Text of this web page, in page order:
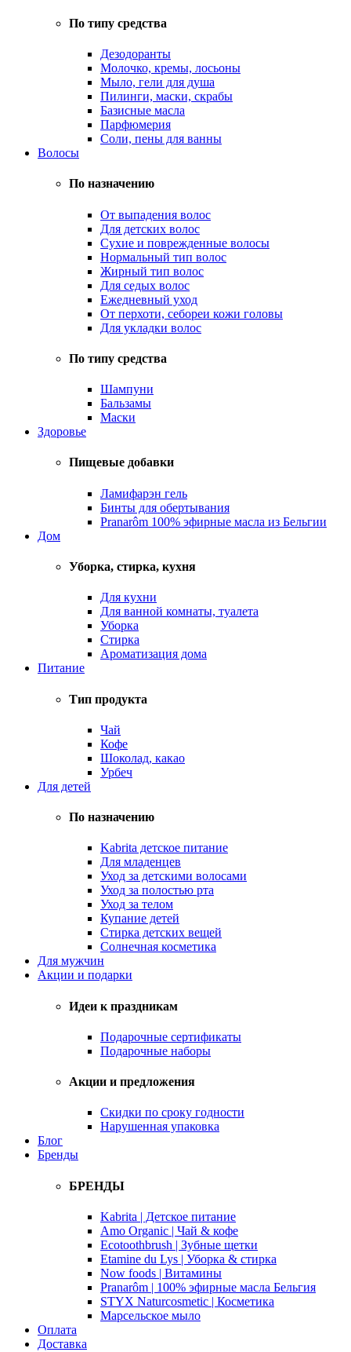
По типу средства
Дезодоранты
Молочко, кремы, лосьоны
Мыло, гели для душа
Пилинги, маски, скрабы
Базисные масла
Парфюмерия
Соли, пены для ванны
Волосы
По назначению
От выпадения волос
Для детских волос
Сухие и поврежденные волосы
Нормальный тип волос
Жирный тип волос
Для седых волос
Ежедневный уход
От перхоти, себореи кожи головы
Для укладки волос
По типу средства
Шампуни
Бальзамы
Маски
Здоровье
Пищевые добавки
Ламифарэн гель
Бинты для обертывания
Pranarôm 100% эфирные масла из Бельгии
Дом
Уборка, стирка, кухня
Для кухни
Для ванной комнаты, туалета
Уборка
Стирка
Ароматизация дома
Питание
Тип продукта
Чай
Кофе
Шоколад, какао
Урбеч
Для детей
По назначению
Kabrita детское питание
Для младенцев
Уход за детскими волосами
Уход за полостью рта
Уход за телом
Купание детей
Стирка детских вещей
Солнечная косметика
Для мужчин
Акции и подарки
Идеи к праздникам
Подарочные сертификаты
Подарочные наборы
Акции и предложения
Скидки по сроку годности
Нарушенная упаковка
Блог
Бренды
БРЕНДЫ
Kabrita | Детское питание
Amo Organic | Чай & кофе
Ecotoothbrush | Зубные щетки
Etamine du Lys | Уборка & стирка
Now foods | Витамины
Pranarôm | 100% эфирные масла Бельгия
STYX Naturcosmetic | Косметика
Марсельское мыло
Оплата
Доставка